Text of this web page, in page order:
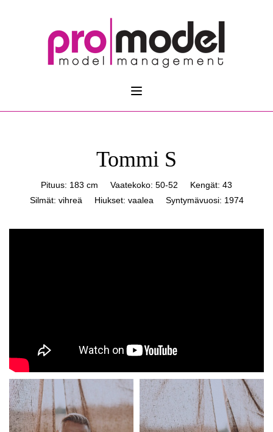
Tommi S
Pituus: 183 cm Vaatekoko: 50-52
Kengät: 43
Silmät: vihreä
Hiukset: vaalea Syntymävuosi: 1974